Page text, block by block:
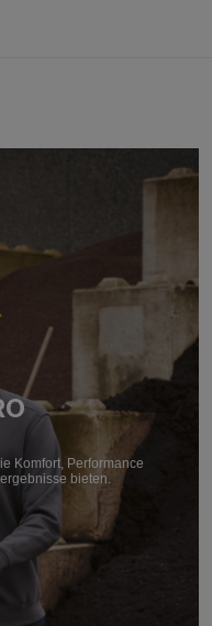
Komfort, Performance
bieten.